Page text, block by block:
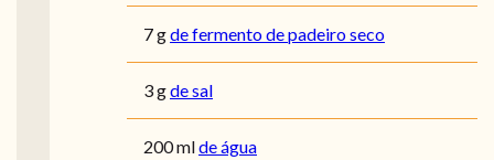
7gde fermento de padeiro seco
3gde sal
200mlde água